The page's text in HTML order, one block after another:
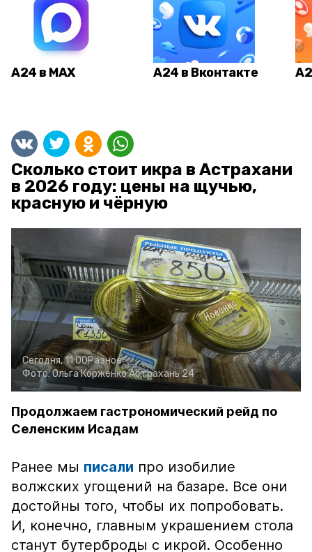
А24 в MAX А24 в Вконтакте
Сколько стоит икра в Астрахани
в 2026 году: цены на щучью,
красную и чёрную
Сегодня, 11:00Разное
Фото:Ольга КорженкоАстрахань 24
Продолжаем гастрономический рейд по
Селенским Исадам
Ранее мы писали про изобилие
волжских угощений на базаре. Все они
достойны того, чтобы их попробовать.
И, конечно, главным украшением стола
станут бутерброды с икрой. Особенно